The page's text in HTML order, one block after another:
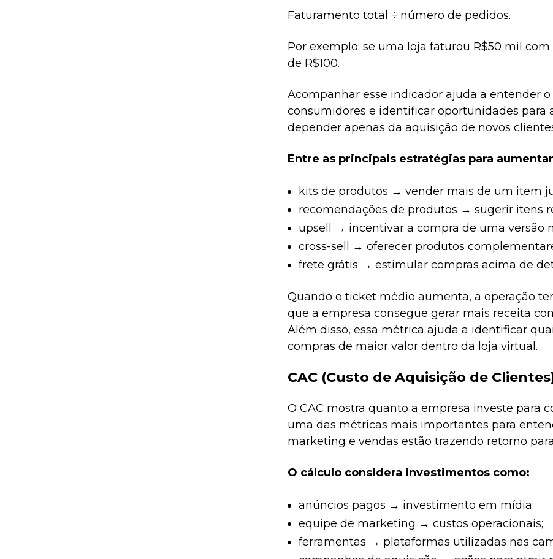
Faturamento total ÷ número de pedidos.
Por exemplo: se uma loja faturou R$50 mil
de R$100.
Acompanhar esse indicador ajuda a entender
consumidores e identificar oportunidades para
depender apenas da aquisição de novos
Entre as principais estratégias para
kits de produtos → vender mais de um item
recomendações de produtos → sugerir itens
upsell → incentivar a compra de uma versão
cross-sell → oferecer produtos
frete grátis → estimular compras acima de
Quando o ticket médio aumenta, a operação
que a empresa consegue gerar mais receita
Além disso, essa métrica ajuda a identificar
compras de maior valor dentro da loja virtual.
CAC (Custo de Aquisição de
O CAC mostra quanto a empresa investe para
uma das métricas mais importantes para
marketing e vendas estão trazendo retorno
O cálculo considera investimentos como:
anúncios pagos → investimento em mídia;
equipe de marketing → custos operacionais;
ferramentas → plataformas utilizadas nas